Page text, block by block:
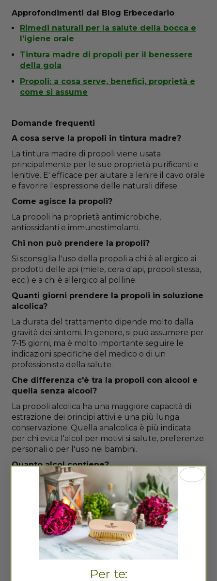
Approfondimenti dal Blog Erbecedario
Rimedi naturali per la salute della bocca e
l’igiene orale
Tintura madre di propoli per il benessere
della gola
Propoli: a cosa serve, benefici, proprietà e
come si assume
Domande frequenti
A cosa serve la propoli in tintura madre?
La tintura madre di propoli viene usata
principalmente per le sue proprietà purificanti e
lenitive. E' efficace per aiutare a lenire il cavo orale
e favorire l'espressione delle naturali difese.
Come agisce la propoli?
La propoli ha proprietà antimicrobiche,
antiossidanti e immunostimolanti.
Chi non può prendere la propoli?
Si sconsiglia l'uso della propoli a chi è allergico ai
prodotti delle api (miele, cera d'api, propoli stessa,
ecc.) e a chi è allergico al polline.
Quanti giorni prendere la propoli in soluzione
alcolica?
La durata del trattamento dipende molto dalla
gravità dei sintomi. In genere, si può assumere per
7-15 giorni, ma è molto importante seguire le
indicazioni specifiche del medico o di un
professionista della salute.
Che differenza c'è tra la propoli con alcool e
quella senza alcool?
La propoli alcolica ha una maggiore capacità di
estrazione dei principi attivi e una più lunga
conservazione. Quella analcolica è più indicata
per chi evita l'alcol per motivi si salute, preferenze
personali o per l'uso nei bambini.
Quanto alcol contiene?
Questa propoli in gocce ha un grado alcolico di 85
gradi, quindi contiene l'85% di alcol.
Cosa succede se si prende troppa propoli?
Un eccesso di propoli può causare reazioni
avverse come disturbi gastrointestinali, reazioni
allergiche o irritazione delle mucose. E'
importante seguire le dosi consigliate e
Per te: